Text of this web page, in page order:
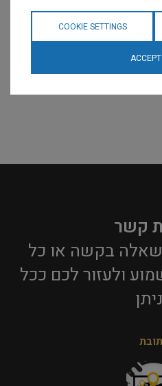
קשר
בקשה או כל
ולעזור לכם ככל
COOKIE SETTINGS